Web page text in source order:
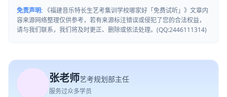
免责声明:《福建音乐特长生艺考集训学校哪家好「免费试听」》文章内
容来源网络整理仅供参考，若有来源标注错误或侵犯了您的合法权益，
张老师艺考规划部主任